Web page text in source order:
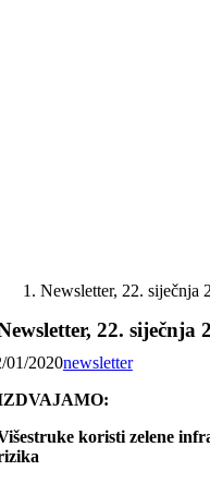
Newsletter, 22. siječnja
22. siječnja
01/2020newsletter
koristi zelene